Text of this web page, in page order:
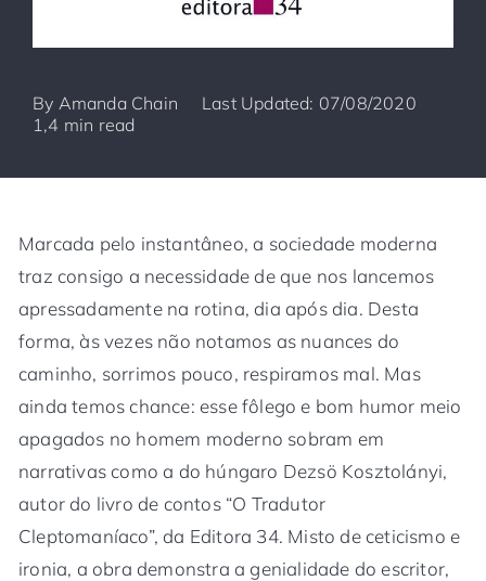
By Amanda Chain
Last Updated: 07/08/2020
1,4 min read
Marcada pelo instantâneo, a sociedade moderna
traz consigo a necessidade de que nos lancemos
apressadamente na rotina, dia após dia. Desta
forma, às vezes não notamos as nuances do
caminho, sorrimos pouco, respiramos mal. Mas
ainda temos chance: esse fôlego e bom humor meio
apagados no homem moderno sobram em
narrativas como a do húngaro Dezsö Kosztolányi,
autor do livro de contos “O Tradutor
Cleptomaníaco”, da Editora 34. Misto de ceticismo e
ironia, a obra demonstra a genialidade do escritor,